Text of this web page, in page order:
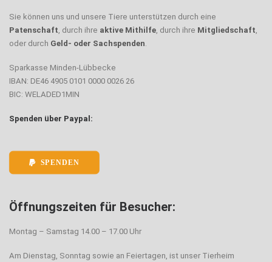
Sie können uns und unsere Tiere unterstützen durch eine
Patenschaft, durch ihre aktive Mithilfe, durch ihre Mitgliedschaft,
oder durch Geld- oder Sachspenden.
Sparkasse Minden-Lübbecke
IBAN: DE46 4905 0101 0000 0026 26
BIC: WELADED1MIN
Spenden über Paypal:
SPENDEN
Öffnungszeiten für Besucher:
Montag – Samstag 14.00 – 17.00 Uhr
Am Dienstag, Sonntag sowie an Feiertagen, ist unser Tierheim